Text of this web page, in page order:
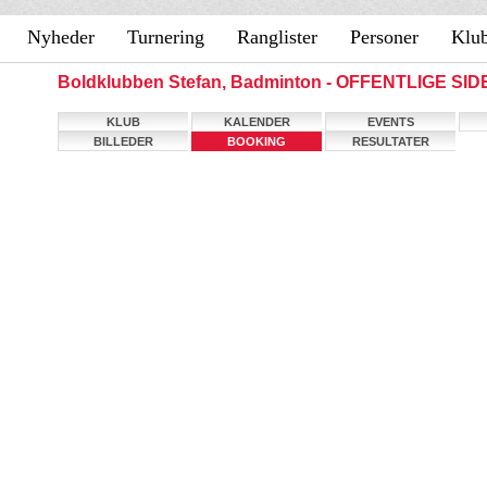
Nyheder Turnering Ranglister Personer
Boldklubben Stefan, Badminton - OFFENTLIGE
KLUB KALENDER
EVENTS
BILLEDER
BOOKING RESULTATER